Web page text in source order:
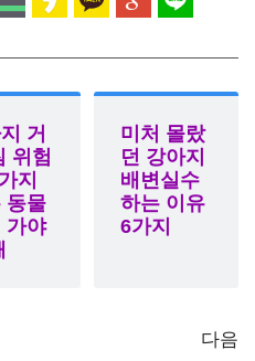
거
위험
지
동물
가야
미처 몰랐
던 강아지
배변실수
하는 이유
6가지
다음